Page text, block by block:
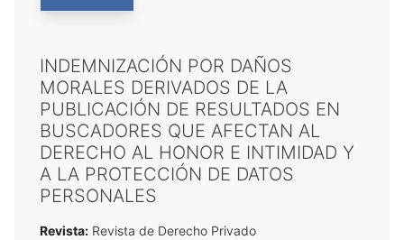
INDEMNIZACIÓN POR DAÑOS
MORALES DERIVADOS DE LA
PUBLICACIÓN DE RESULTADOS EN
BUSCADORES QUE AFECTAN AL
DERECHO AL HONOR E INTIMIDAD Y
A LA PROTECCIÓN DE DATOS
PERSONALES
Revista: Revista de Derecho Privado